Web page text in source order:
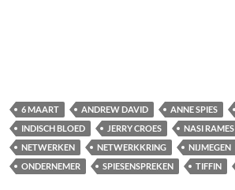
6 MAART ANDREW DAVID ANNE SPIES
INDISCH BLOED
JERRY CROES NASI RAMES
NETWERKEN
NETWERKKRING NIJMEGEN
ONDERNEMER
SPIESENSPREKEN TIFFIN